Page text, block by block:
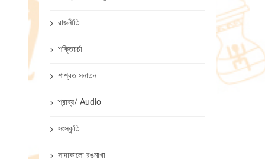
রাজনীতি
শক্তিচর্চা
শাশ্বত সনাতন
শ্রাব্য/ Audio
সংস্কৃতি
সাদাকালো রঙমাখা